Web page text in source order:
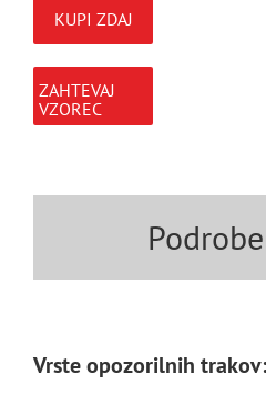
KUPI ZDAJ
ZAHTEVAJ
VZOREC
Vrste opozorilnih trakov: